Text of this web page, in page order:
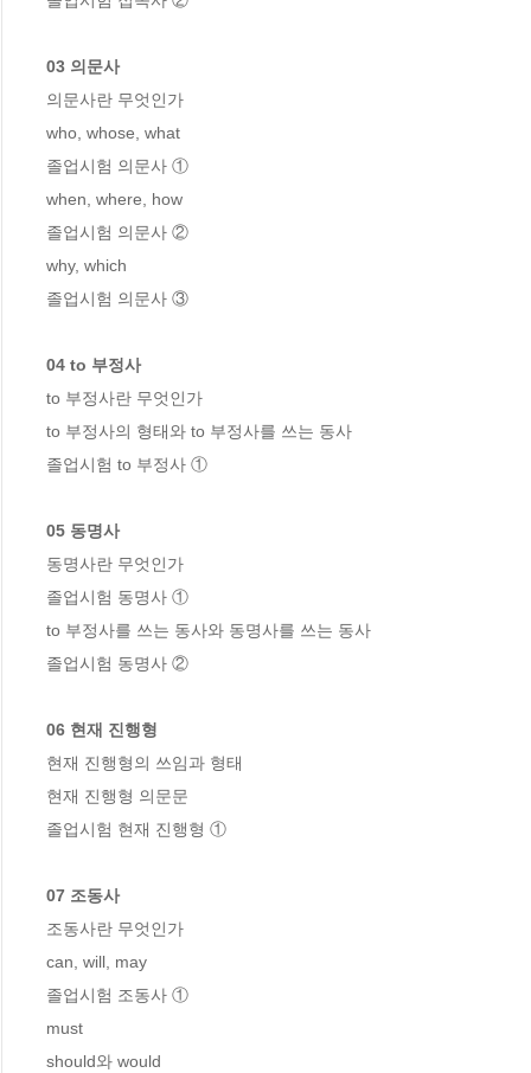
03 의문사
의문사란 무엇인가
who, whose, what
졸업시험 의문사 ①
when, where, how
졸업시험 의문사 ②
why, which
04 to 부정사
to 부정사란 무엇인가
to 부정사의 형태와 to 부정사를 쓰는 동사
05 동명사
동명사란 무엇인가
졸업시험 동명사 ①
to 부정사를 쓰는 동사와 동명사를 쓰는 동사
06 현재 진행형
현재 진행형의 쓰임과 형태
현재 진행형 의문문
07 조동사
조동사란 무엇인가
can, will, may
졸업시험 조동사 ①
must
should와 would